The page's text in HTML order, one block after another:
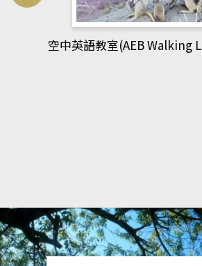
網管人(kono平台)